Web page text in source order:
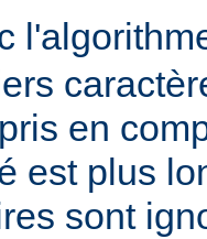
en
est plus
sont